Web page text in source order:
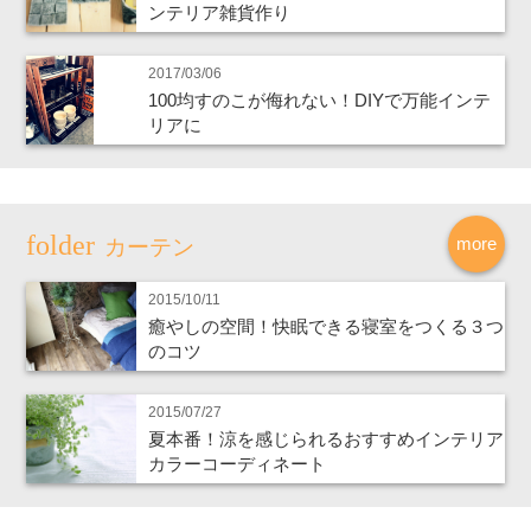
ンテリア雑貨作り
2017/03/06
100均すのこが侮れない！DIYで万能インテ
リアに
more
カーテン
2015/10/11
癒やしの空間！快眠できる寝室をつくる３つ
のコツ
2015/07/27
夏本番！涼を感じられるおすすめインテリア
カラーコーディネート